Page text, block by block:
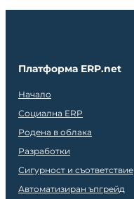
Платформа ERP.net
Начало
Социална ERP
Родена в облака
Разработки
Сигурност и съответствие
Автоматизиран ъпгрейд